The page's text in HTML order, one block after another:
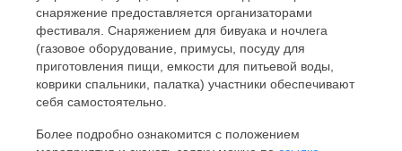
снаряжение предоставляется организаторами
фестиваля. Снаряжением для бивуака и ночлега
(газовое оборудование, примусы, посуду для
приготовления пищи, емкости для питьевой воды,
коврики спальники, палатка) участники обеспечивают
себя самостоятельно.
Более подробно ознакомится с положением